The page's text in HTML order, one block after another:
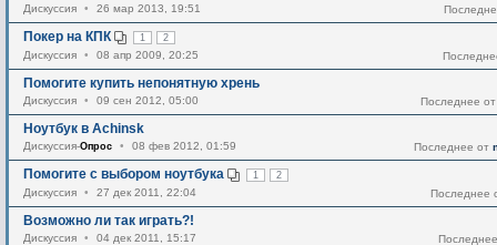
Дискуссия • 26 мар 2013, 19:51
Покер на КПК 1 2
Дискуссия • 08 апр 2009, 20:25
Помогите купить непонятную хрень
Последнее
Дискуссия • 09 сен 2012, 05:00
Ноутбук в Achinsk
Последнее от
Дискуссия-Опрос • 08 фев 2012, 01:59
Помогите с выбором ноутбука 1 2
Последнее
Дискуссия • 27 дек 2011, 22:04
Возможно ли так играть?!
Дискуссия • 04 дек 2011, 15:17